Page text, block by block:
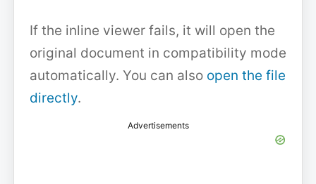
If the inline viewer fails, it will open the
original document in compatibility mode
automatically. You can also open the file
directly.
Advertisements